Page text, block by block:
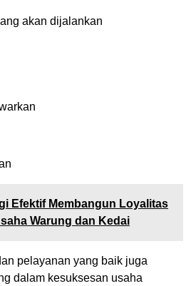
akan dijalankan
Efektif Membangun Loyalitas
Warung dan Kedai
pelayanan yang baik juga
dalam kesuksesan usaha